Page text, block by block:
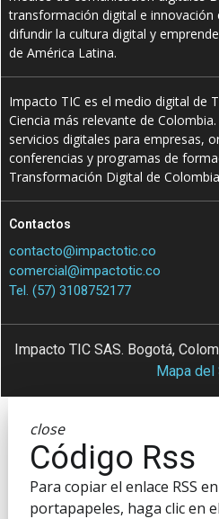
transformación digital e innovación
difundir la cultura digital y
de América Latina.
Impacto TIC es el medio digital de
Ciencia más relevante de
servicios digitales para empresas,
conferencias y programas de
Transformación Digital de
Contactos
contacto@impactotic.co
comercial@impactotic.co
Tel. (57) 3108752177
Impacto TIC SAS. Bogotá,
Mapa del
close
Código Rss
Para copiar el enlace RSS
portapapeles, haga clic en